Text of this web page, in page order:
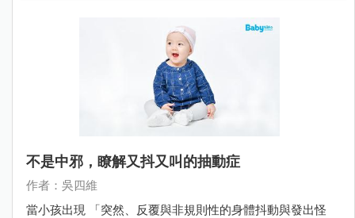
不是中邪，瞭解又抖又叫的抽動症
作者：吳四維
當小孩出現 「突然、反覆與非規則性的身體抖動與發出怪